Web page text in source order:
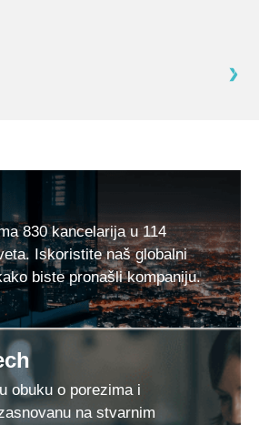
830 kancelarija u 114
Iskoristite naš globalni
biste pronašli kompaniju.
obuku o porezima i
na stvarnim